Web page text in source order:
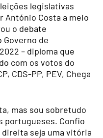
legislativas
António Costa a meio
o debate
Governo de
– diploma que
com os votos do
CDS-PP, PEV, Chega
mas sou sobretudo
portugueses. Confio
seja uma vitória